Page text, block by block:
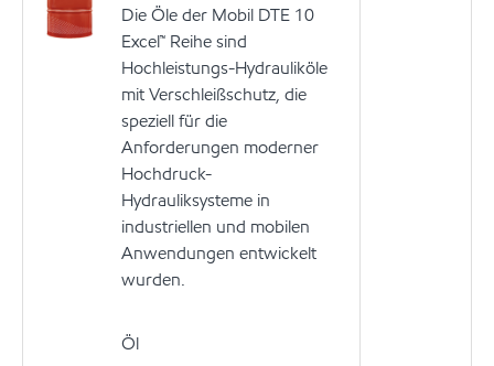
Die Öle der Mobil DTE 10
Excel™ Reihe sind
Hochleistungs-Hydrauliköle
mit Verschleißschutz, die
speziell für die
Anforderungen moderner
Hochdruck-
Hydrauliksysteme in
industriellen und mobilen
Anwendungen entwickelt
wurden.
Öl